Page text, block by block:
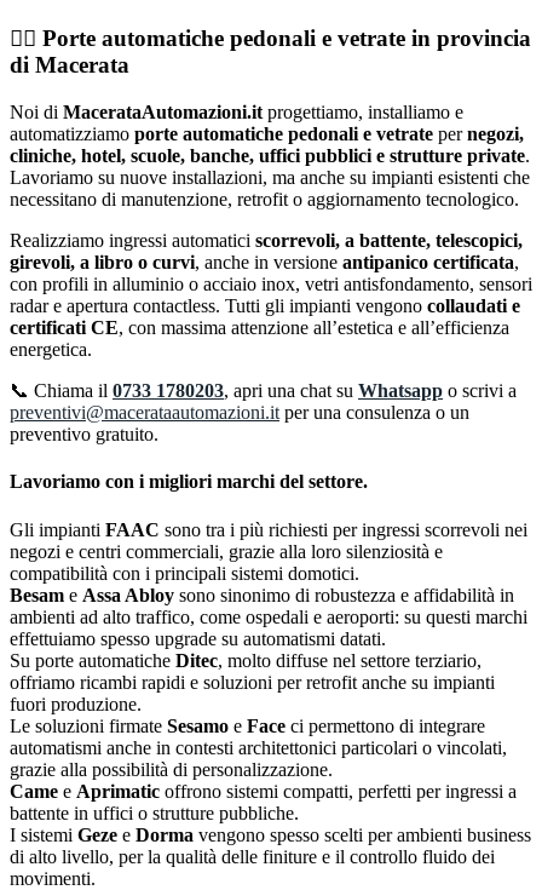
🚶‍♂️ Porte automatiche pedonali e vetrate in provincia
di Macerata
Noi di MacerataAutomazioni.it progettiamo, installiamo e
automatizziamo porte automatiche pedonali e vetrate pernegozi,
cliniche, hotel, scuole, banche, uffici pubblici e strutture private.
Lavoriamo su nuove installazioni, ma anche su impianti esistenti che
necessitano di manutenzione, retrofit o aggiornamento tecnologico.
Realizziamo ingressi automatici scorrevoli, a battente, telescopici,
girevoli, a libro o curvi, anche in versione antipanico certificata,
con profili in alluminio o acciaio inox, vetri antisfondamento, sensori
radar e apertura contactless. Tutti gli impianti vengono collaudati e
certificati CE, con massima attenzione all’estetica e all’efficienza
energetica.
📞 Chiama il 0733 1780203, apri una chat su Whatsapp o scrivi a
preventivi@macerataautomazioni.it per una consulenza o un
preventivo gratuito.
Lavoriamo con i migliori marchi del settore.
Gli impianti FAAC sono tra i più richiesti per ingressi scorrevoli nei
negozi e centri commerciali, grazie alla loro silenziosità e
compatibilità con i principali sistemi domotici.
Besam e Assa Abloy sono sinonimo di robustezza e affidabilità in
ambienti ad alto traffico, come ospedali e aeroporti: su questi marchi
effettuiamo spesso upgrade su automatismi datati.
Su porte automatiche Ditec, molto diffuse nel settore terziario,
offriamo ricambi rapidi e soluzioni per retrofit anche su impianti
fuori produzione.
Le soluzioni firmate Sesamo e Face ci permettono di integrare
automatismi anche in contesti architettonici particolari o vincolati,
grazie alla possibilità di personalizzazione.
Came e Aprimatic offrono sistemi compatti, perfetti per ingressi a
battente in uffici o strutture pubbliche.
I sistemi Geze e Dorma vengono spesso scelti per ambienti business
di alto livello, per la qualità delle finiture e il controllo fluido dei
movimenti.